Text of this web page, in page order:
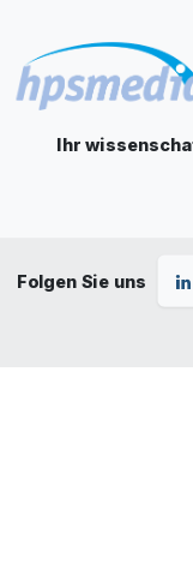
Ihr
Folgen Sie uns